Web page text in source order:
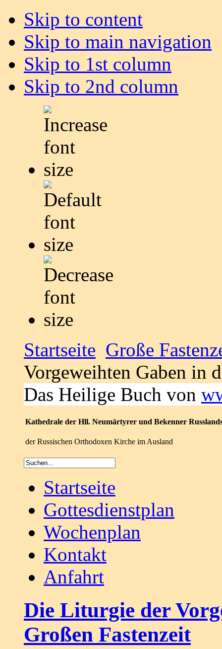
Skip to content
Skip to main navigation
Skip to 1st column
Skip to 2nd column
Startseite Große
Vorgeweihten Gaben in
Das Heilige Buch von
Kathedrale der Hll. Neumärtyrer und Bekenner
der Russischen Orthodoxen Kirche im Ausland
Startseite
Gottesdienstplan
Wochenplan
Kontakt
Anfahrt
Die Liturgie der
Großen Fastenzeit